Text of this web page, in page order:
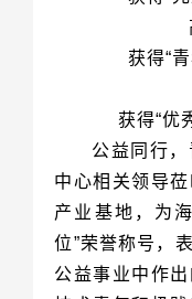
获得“
获得“优